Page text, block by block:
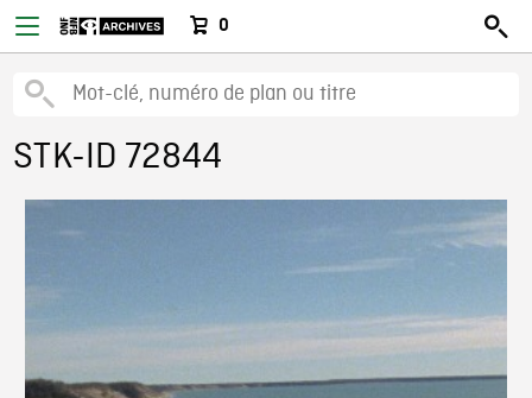
0
STK-ID 72844